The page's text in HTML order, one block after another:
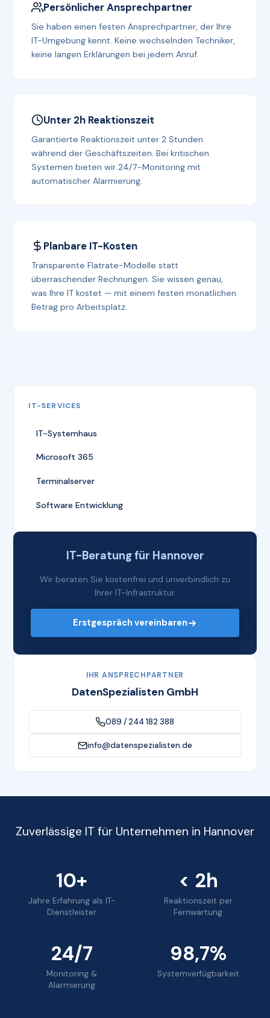
Persönlicher Ansprechpartner
Sie haben einen festen Ansprechpartner, der Ihre
IT-Umgebung kennt. Keine wechselnden Techniker,
keine langen Erklärungen bei jedem Anruf.
Unter 2h Reaktionszeit
Garantierte Reaktionszeit unter 2 Stunden
während der Geschäftszeiten. Bei kritischen
Systemen bieten wir 24/7-Monitoring mit
automatischer Alarmierung.
Planbare IT-Kosten
Transparente Flatrate-Modelle statt
überraschender Rechnungen. Sie wissen genau,
was Ihre IT kostet — mit einem festen monatlichen
Betrag pro Arbeitsplatz.
IT-SERVICES
IT-Systemhaus
Microsoft 365
Terminalserver
Software Entwicklung
IT-Beratung für Hannover
Wir beraten Sie kostenfrei und unverbindlich zu
Ihrer IT-Infrastruktur.
Erstgespräch vereinbaren
IHR ANSPRECHPARTNER
DatenSpezialisten GmbH
089 / 244 182 388
info@datenspezialisten.de
Zuverlässige IT für Unternehmen in Hannover
10+
Jahre Erfahrung als IT-
Dienstleister
< 2h
Reaktionszeit per
Fernwartung
24/7
Monitoring &
Alarmierung
98,7%
Systemverfügbarkeit